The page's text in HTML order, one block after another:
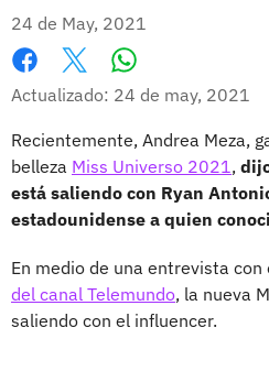
24 de May, 2021
Facebook
X
Actualizado: 24 de may, 2021
Recientemente, Andrea Meza,
belleza Miss Universo 2021,
está saliendo con Ryan
estadounidense a quien
En medio de una entrevista con
del canal Telemundo, la nueva
saliendo con el influencer.